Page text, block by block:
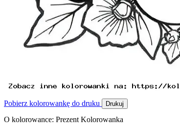
Pobierz kolorowankę do druku Drukuj
O kolorowance: Prezent Kolorowanka